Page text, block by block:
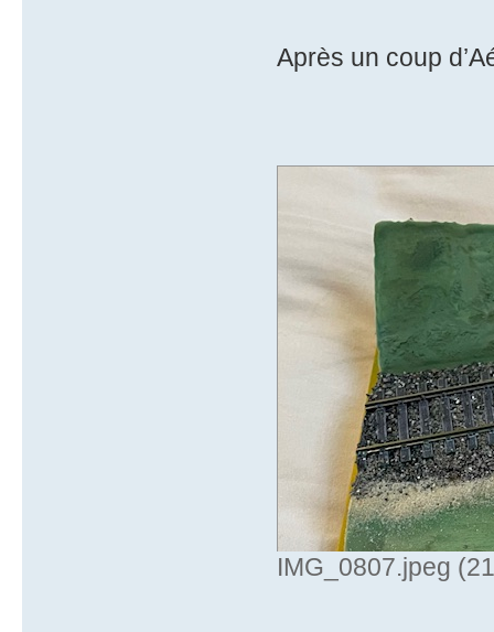
Après un coup
IMG_0807.jpeg